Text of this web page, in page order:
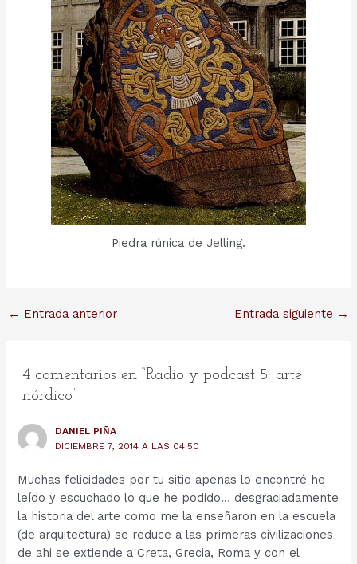
Piedra rúnica de Jelling.
Navegación
← Entrada anterior Entrada siguiente →
4 comentarios en “Radio y podcast 5: arte
nórdico”
DANIEL PIÑA
DICIEMBRE 7, 2014 A LAS 04:50
Muchas felicidades por tu sitio apenas lo encontré he
leído y escuchado lo que he podido… desgraciadamente
la historia del arte como me la enseñaron en la escuela
(de arquitectura) se reduce a las primeras civilizaciones
de ahi se extiende a Creta, Grecia, Roma y con el